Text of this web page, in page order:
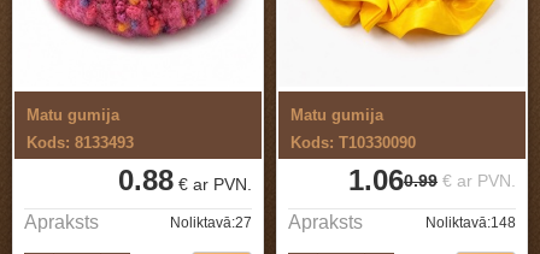
Matu gumija
Kods: 8133493
0.88 € ar PVN.
Apraksts Noliktavā:27
Matu gumija
Kods: T10330090
0.99 € ar PVN.
1.06
Apraksts Noliktavā:148